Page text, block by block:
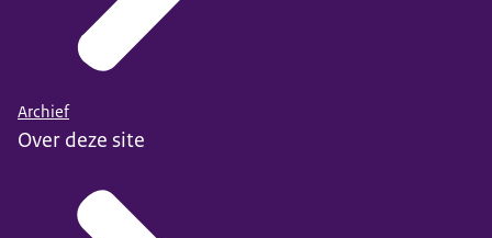
Archief
Over deze site